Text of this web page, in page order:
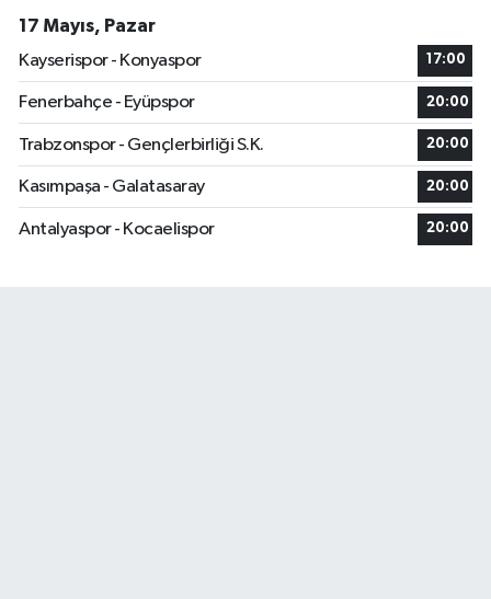
17 Mayıs, Pazar
Kayserispor - Konyaspor
17:00
Fenerbahçe - Eyüpspor 20:00
Trabzonspor - Gençlerbirliği S.K. 20:00
Kasımpaşa - Galatasaray 20:00
Antalyaspor - Kocaelispor 20:00